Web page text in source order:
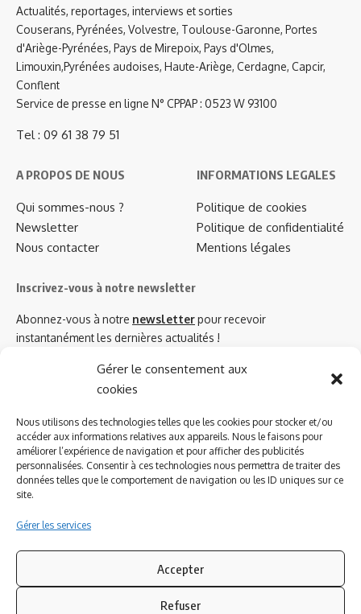
Gérer le consentement aux
cookies
Nous utilisons des technologies telles que les cookies pour stocker et/ou
accéder aux informations relatives aux appareils. Nous le faisons pour
améliorer l’expérience de navigation et pour afficher des publicités
personnalisées. Consentir à ces technologies nous permettra de traiter des
données telles que le comportement de navigation ou les ID uniques sur ce
site.
Gérer les services
Accepter
Refuser
Actualités, reportages, interviews et sorties
Couserans, Pyrénées, Volvestre, Toulouse-Garonne, Portes
d'Ariège-Pyrénées, Pays de Mirepoix, Pays d'Olmes,
Limouxin,Pyrénées audoises, Haute-Ariège, Cerdagne, Capcir,
Conflent
Service de presse en ligne N° CPPAP : 0523 W 93100
Tel : 09 61 38 79 51
A PROPOS DE NOUS
Qui sommes-nous ?
Newsletter
Nous contacter
INFORMATIONS LEGALES
Politique de cookies
Politique de confidentialité
Mentions légales
Inscrivez-vous à notre newsletter
Abonnez-vous à notre newsletterpour recevoir
instantanément les dernières actualités !
Azinat.com TV soutient